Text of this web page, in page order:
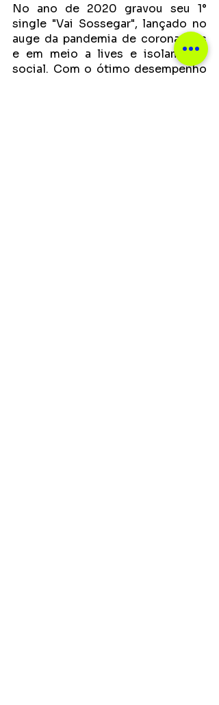
No ano de 2020 gravou seu 1°
single "Vai Sossegar", lançado no
auge da pandemia de coronavírus
e em meio a lives e isolamento
social. Com o ótimo desempenho